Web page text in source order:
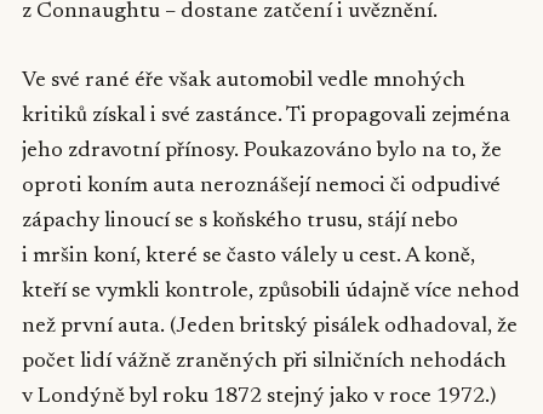
z Connaughtu – dostane zatčení i uvěznění.
Ve své rané éře však automobil vedle mnohých
kritiků získal i své zastánce. Ti propagovali zejména
jeho zdravotní přínosy. Poukazováno bylo na to, že
oproti koním auta neroznášejí nemoci či odpudivé
zápachy linoucí se s koňského trusu, stájí nebo
i mršin koní, které se často válely u cest. A koně,
kteří se vymkli kontrole, způsobili údajně více nehod
než první auta. (Jeden britský pisálek odhadoval, že
počet lidí vážně zraněných při silničních nehodách
v Londýně byl roku 1872 stejný jako v roce 1972.)